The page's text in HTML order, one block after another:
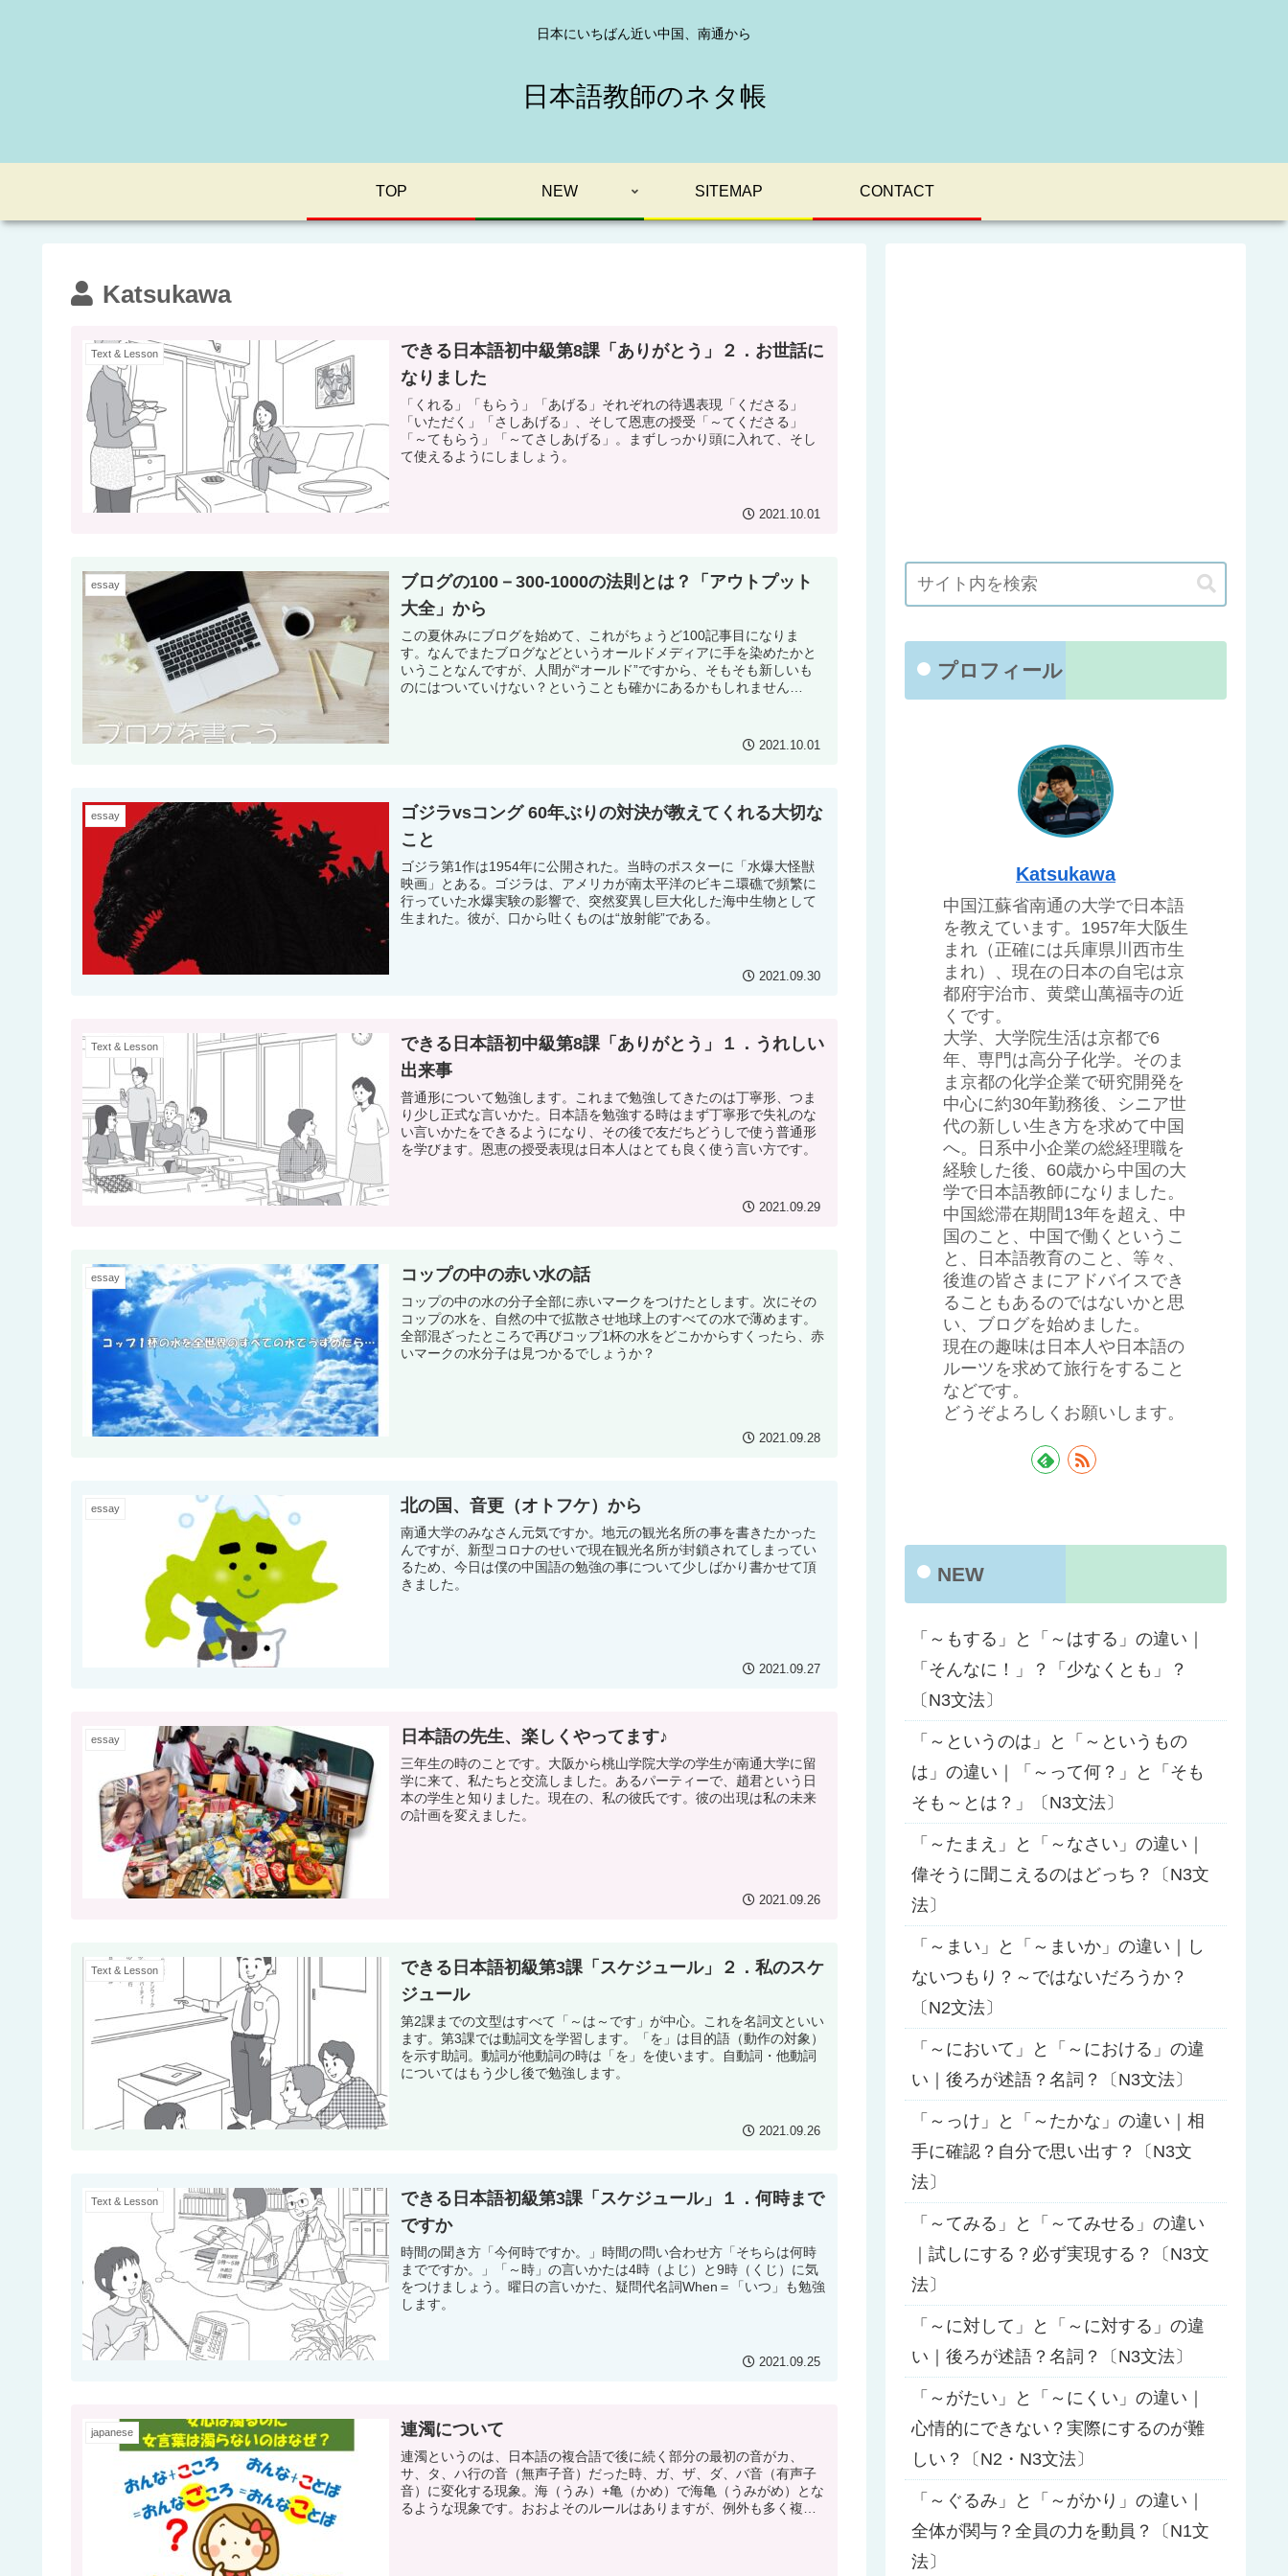
日本にいちばん近い中国、南通から
日本語教師のネタ帳
TOP NEW SITEMAP CONTACT
Katsukawa
Text & Lesson
できる日本語初中級第8課「ありがとう」２．お世話に
なりました
「くれる」「もらう」「あげる」それぞれの待遇表現「くださる」
「いただく」「さしあげる」、そして恩恵の授受「～てくださる」
「～てもらう」「～てさしあげる」。まずしっかり頭に入れて、そし
て使えるようにしましょう。
2021.10.01
essay
ブログの100－300-1000の法則とは？「アウトプット
大全」から
この夏休みにブログを始めて、これがちょうど100記事目になりま
す。なんでまたブログなどというオールドメディアに手を染めたかと
いうことなんですが、人間が“オールド”ですから、そもそも新しいも
のにはついていけない？ということも確かにあるかもしれません
2021.10.01
essay
ゴジラvsコング 60年ぶりの対決が教えてくれる大切な
こと
ゴジラ第1作は1954年に公開された。当時のポスターに「水爆大怪獣
映画」とある。ゴジラは、アメリカが南太平洋のビキニ環礁で頻繁に
行っていた水爆実験の影響で、突然変異し巨大化した海中生物として
生まれた。彼が、口から吐くものは“放射能”である。
2021.09.30
Text & Lesson
できる日本語初中級第8課「ありがとう」１．うれしい
出来事
普通形について勉強します。これまで勉強してきたのは丁寧形、つま
り少し正式な言いかた。日本語を勉強する時はまず丁寧形で失礼のな
い言いかたをできるようになり、その後で友だちどうしで使う普通形
を学びます。恩恵の授受表現は日本人はとても良く使う言い方です。
2021.09.29
essay コップの中の赤い水の話
コップの中の水の分子全部に赤いマークをつけたとします。次にその
コップの水を、自然の中で拡散させ地球上のすべての水で薄めます。
全部混ざったところで再びコップ1杯の水をどこかからすくったら、赤
いマークの水分子は見つかるでしょうか？
2021.09.28
essay 北の国、音更（オトフケ）から
南通大学のみなさん元気ですか。地元の観光名所の事を書きたかった
んですが、新型コロナのせいで現在観光名所が封鎖されてしまってい
るため、今日は僕の中国語の勉強の事について少しばかり書かせて頂
きました。
2021.09.27
essay 日本語の先生、楽しくやってます♪
三年生の時のことです。大阪から桃山学院大学の学生が南通大学に留
学に来て、私たちと交流しました。あるパーティーで、趙君という日
本の学生と知りました。現在の、私の彼氏です。彼の出現は私の未来
の計画を変えました。
2021.09.26
Text & Lesson
できる日本語初級第3課「スケジュール」２．私のスケ
ジュール
第2課までの文型はすべて「～は～です」が中心。これを名詞文といい
ます。第3課では動詞文を学習します。「を」は目的語（動作の対象）
を示す助詞。動詞が他動詞の時は「を」を使います。自動詞・他動詞
についてはもう少し後で勉強します。
2021.09.26
Text & Lesson
できる日本語初級第3課「スケジュール」１．何時まで
ですか
時間の聞き方「今何時ですか。」時間の問い合わせ方「そちらは何時
までですか。」「～時」の言いかたは4時（よじ）と9時（くじ）に気
をつけましょう。曜日の言いかた、疑問代名詞When＝「いつ」も勉強
します。
2021.09.25
japanese 連濁について
連濁というのは、日本語の複合語で後に続く部分の最初の音がカ、
サ、タ、ハ行の音（無声子音）だった時、ガ、ザ、ダ、バ音（有声子
音）に変化する現象。海（うみ）+亀（かめ）で海亀（うみがめ）とな
るような現象です。おおよそのルールはありますが、例外も多く複雑
プロフィール
Katsukawa
中国江蘇省南通の大学で日本語
を教えています。1957年大阪生
まれ（正確には兵庫県川西市生
まれ）、現在の日本の自宅は京
都府宇治市、黄檗山萬福寺の近
くです。
大学、大学院生活は京都で6
年、専門は高分子化学。そのま
ま京都の化学企業で研究開発を
中心に約30年勤務後、シニア世
代の新しい生き方を求めて中国
へ。日系中小企業の総経理職を
経験した後、60歳から中国の大
学で日本語教師になりました。
中国総滞在期間13年を超え、中
国のこと、中国で働くというこ
と、日本語教育のこと、等々、
後進の皆さまにアドバイスでき
ることもあるのではないかと思
い、ブログを始めました。
現在の趣味は日本人や日本語の
ルーツを求めて旅行をすること
などです。
どうぞよろしくお願いします。
NEW
「～もする」と「～はする」の違い｜
「そんなに！」？「少なくとも」？
〔N3文法〕
「～というのは」と「～というもの
は」の違い｜「～って何？」と「そも
そも～とは？」〔N3文法〕
「～たまえ」と「～なさい」の違い｜
偉そうに聞こえるのはどっち？〔N3文
法〕
「～まい」と「～まいか」の違い｜し
ないつもり？～ではないだろうか？
〔N2文法〕
「～において」と「～における」の違
い｜後ろが述語？名詞？〔N3文法〕
「～っけ」と「～たかな」の違い｜相
手に確認？自分で思い出す？〔N3文
法〕
「～てみる」と「～てみせる」の違い
｜試しにする？必ず実現する？〔N3文
法〕
「～に対して」と「～に対する」の違
い｜後ろが述語？名詞？〔N3文法〕
「～がたい」と「～にくい」の違い｜
心情的にできない？実際にするのが難
しい？〔N2・N3文法〕
「～ぐるみ」と「～がかり」の違い｜
全体が関与？全員の力を動員？〔N1文
法〕